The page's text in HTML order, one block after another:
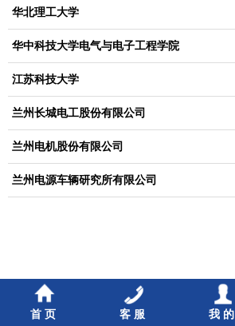
华北理工大学
华中科技大学电气与电子工程学院
江苏科技大学
兰州长城电工股份有限公司
兰州电机股份有限公司
兰州电源车辆研究所有限公司
首页 客服 我的